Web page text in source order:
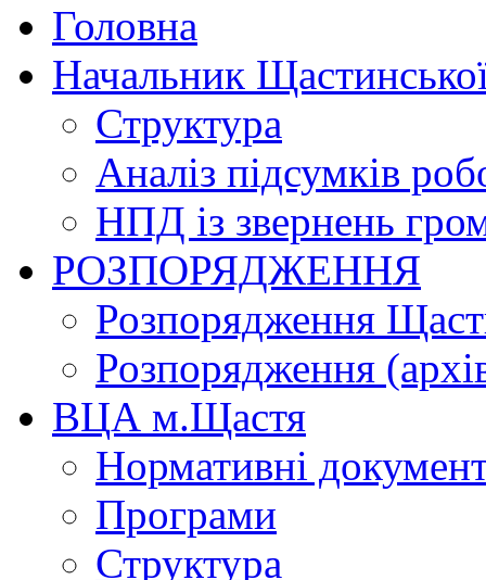
Головна
Начальник
Структура
Аналіз підсумків
НПД із звернень
РОЗПОРЯДЖЕННЯ
Розпорядження
Розпорядження
ВЦА м.Щастя
Нормативні
Програми
Структура